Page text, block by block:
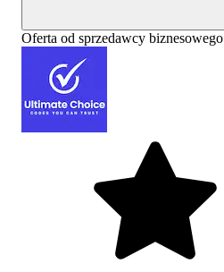
Oferta od sprzedawcy biznesowego